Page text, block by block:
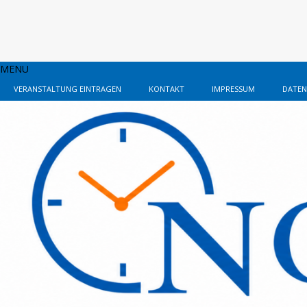
MENU
VERANSTALTUNG EINTRAGEN KONTAKT IMPRESSUM